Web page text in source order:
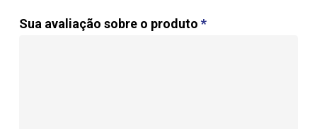
trabalho bem-planejados sem abrir
Sua avaliação sobre o produto *